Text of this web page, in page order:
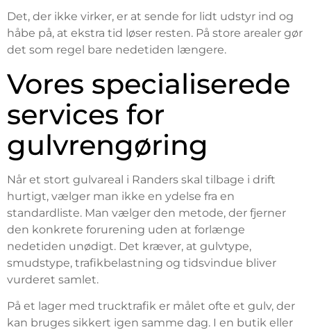
Det, der ikke virker, er at sende for lidt udstyr ind og
håbe på, at ekstra tid løser resten. På store arealer gør
det som regel bare nedetiden længere.
Vores specialiserede
services for
gulvrengøring
Når et stort gulvareal i Randers skal tilbage i drift
hurtigt, vælger man ikke en ydelse fra en
standardliste. Man vælger den metode, der fjerner
den konkrete forurening uden at forlænge
nedetiden unødigt. Det kræver, at gulvtype,
smudstype, trafikbelastning og tidsvindue bliver
vurderet samlet.
På et lager med trucktrafik er målet ofte et gulv, der
kan bruges sikkert igen samme dag. I en butik eller